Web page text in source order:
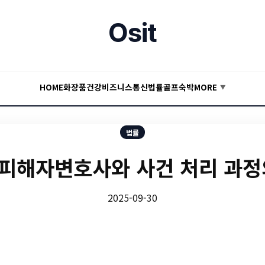
Osit
HOME화장품건강비즈니스통신법률골프숙박MORE ▼
법률
해자변호사와 사건 처리 과
2025-09-30